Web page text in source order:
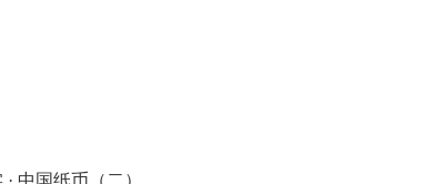
中国纸币（二）